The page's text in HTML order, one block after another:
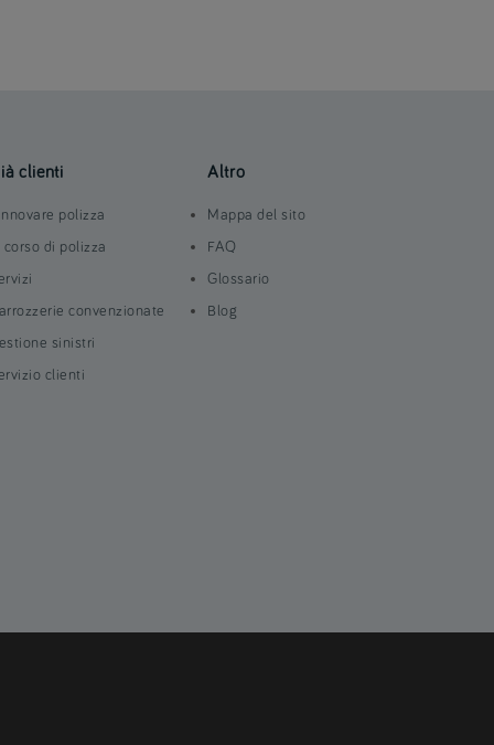
clienti
polizza
corso di polizza
convenzionate
sinistri
clienti
Altro
Mappa del sito
FAQ
Glossario
Blog